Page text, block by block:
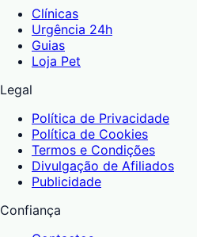
Clínicas
Urgência 24h
Guias
Loja Pet
Legal
Política de Privacidade
Política de Cookies
Termos e Condições
Divulgação de Afiliados
Publicidade
Confiança